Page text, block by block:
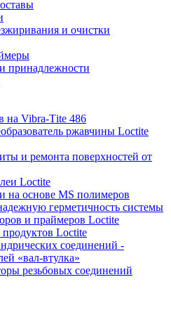
и очистки
принадлежности
на Vibra-Тite 486
ржавчины Loctite
и ремонта поверхностей от
Loctite
на основе MS полимеров
герметичность системы
и праймеров Loctite
Loctite
соединений -
«вал-втулка»
резьбовых соединений